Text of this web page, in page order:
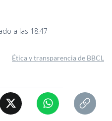
a las 18:47
Ética y transparencia de BBCL